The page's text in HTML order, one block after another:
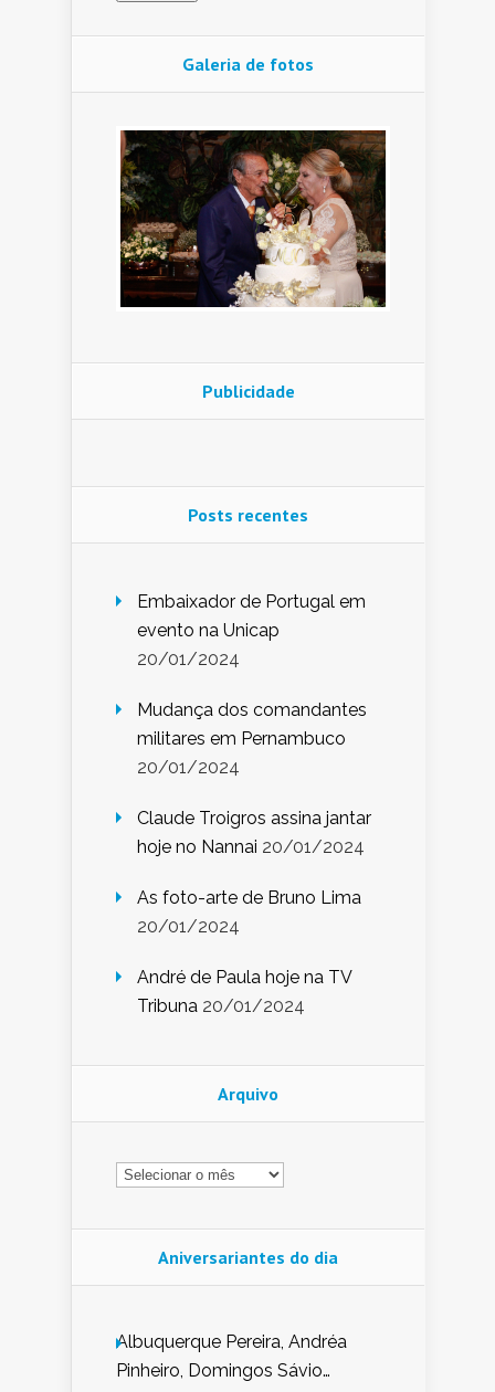
Galeria de fotos
Publicidade
Posts recentes
Embaixador de Portugal em
evento na Unicap
20/01/2024
Mudança dos comandantes
militares em Pernambuco
20/01/2024
Claude Troigros assina jantar
hoje no Nannai 20/01/2024
As foto-arte de Bruno Lima
20/01/2024
André de Paula hoje na TV
Tribuna 20/01/2024
Arquivo
Arquivo
Aniversariantes do dia
Albuquerque Pereira, Andréa
Pinheiro, Domingos Sávio